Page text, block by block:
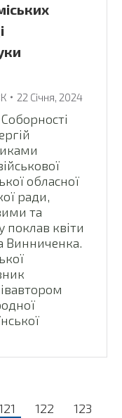
22 Січня, 2024
обласної
ради,
та
квіти
Винниченка.
122
123